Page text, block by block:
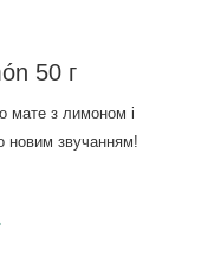
50 г
мате з лимоном і
новим звучанням!